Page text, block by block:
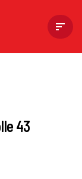
43